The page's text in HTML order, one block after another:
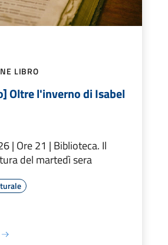
LIBRO
Oltre l'inverno di Isabel
| Ore 21 | Biblioteca. Il
del martedì sera